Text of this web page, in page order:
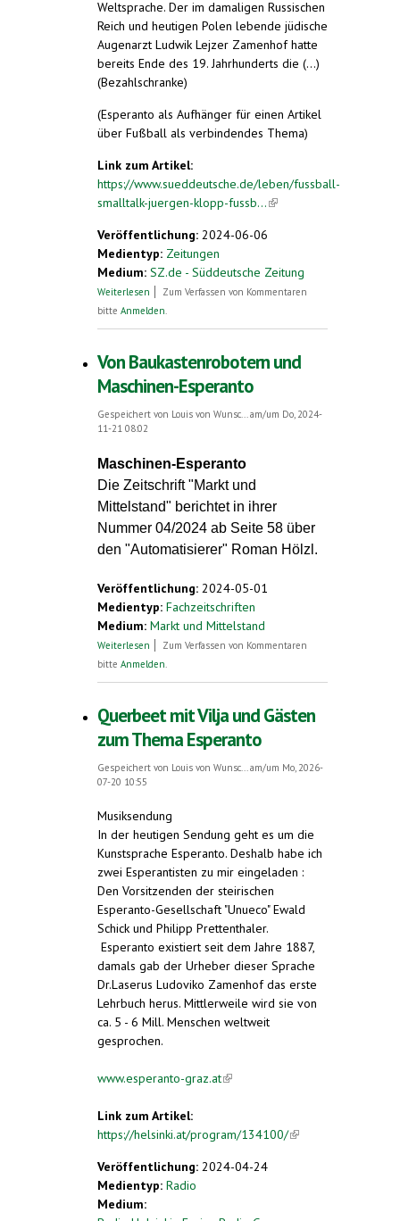
Weltsprache. Der im damaligen Russischen
Reich und heutigen Polen lebende jüdische
Augenarzt Ludwik Lejzer Zamenhof hatte
bereits Ende des 19. Jahrhunderts die (...)
(Bezahlschranke)
(Esperanto als Aufhänger für einen Artikel
über Fußball als verbindendes Thema)
Link zum Artikel:
https://www.sueddeutsche.de/leben/fussball-
smalltalk-juergen-klopp-fussb...(link is
Veröffentlichung: 2024-06-06
Medientyp: Zeitungen
Medium: SZ.de - Süddeutsche Zeitung
Weiterlesen über Fußball, die schönste Sprache der
Zum Verfassen von Kommentaren
bitte Anmelden.
Von Baukastenrobotern und
Maschinen-Esperanto
Gespeichert von Louis von Wunsc...
am/um Do, 2024-
11-21 08:02
Maschinen-Esperanto
Die Zeitschrift "Markt und
Mittelstand" berichtet in ihrer
Nummer 04/2024 ab Seite 58 über
den "Automatisierer" Roman Hölzl.
Veröffentlichung: 2024-05-01
Medientyp: Fachzeitschriften
Medium: Markt und Mittelstand
Weiterlesen über Von Baukastenrobotern und
Zum Verfassen von Kommentaren
bitte Anmelden
Querbeet mit Vilja und Gästen
zum Thema Esperanto
Gespeichert von Louis von Wunsc...
am/um Mo, 2026-
07-20 10:55
Musiksendung
In der heutigen Sendung geht es um die
Kunstsprache Esperanto. Deshalb habe ich
zwei Esperantisten zu mir eingeladen :
Den Vorsitzenden der steirischen
Esperanto-Gesellschaft "Unueco" Ewald
Schick und Philipp Prettenthaler.
Esperanto existiert seit dem Jahre 1887,
damals gab der Urheber dieser Sprache
Dr.Laserus Ludoviko Zamenhof das erste
Lehrbuch herus. Mittlerweile wird sie von
ca. 5 - 6 Mill. Menschen weltweit
gesprochen.
www.esperanto-graz.at(link is external)
Link zum Artikel:
https://helsinki.at/program/134100/(link is
Veröffentlichung: 2024-04-24
Medientyp: Radio
Medium: